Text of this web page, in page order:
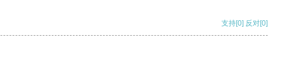
支持[0] 反对[0]